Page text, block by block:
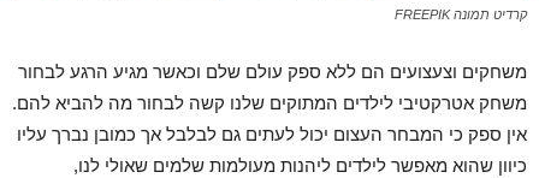
קרדיט תמונה FREEPIK
משחקים וצעצועים הם ללא ספק עולם שלם וכאשר מגיע הרגע לבחור
משחק אטרקטיבי לילדים המתוקים שלנו קשה לבחור מה להביא להם.
אין ספק כי המבחר העצום יכול לעתים גם לבלבל אך כמובן נברך עליו
כיוון שהוא מאפשר לילדים ליהנות מעולמות שלמים שאולי לנו,